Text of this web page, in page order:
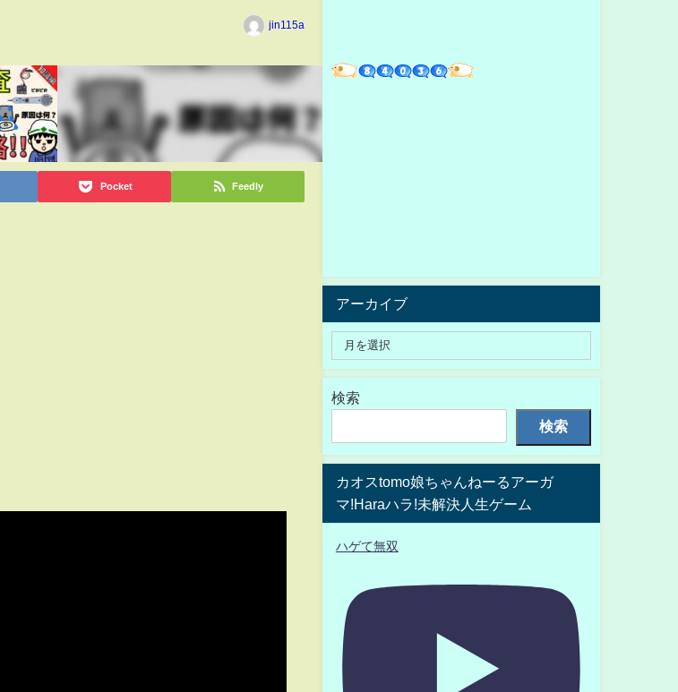
jin115a
Pocket Feedly
アーカイブ
検索
検索
カオスtomo娘ちゃんねーるアーガ
マ!Haraハラ!未解決人生ゲーム
ハゲて無双